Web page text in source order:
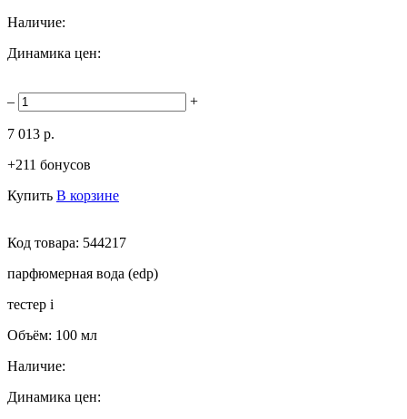
Наличие:
Динамика цен:
– +
7 013 р.
+211 бонусов
Купить В корзине
Код товара: 544217
парфюмерная вода (edp)
тестер i
Объём: 100 мл
Наличие:
Динамика цен: